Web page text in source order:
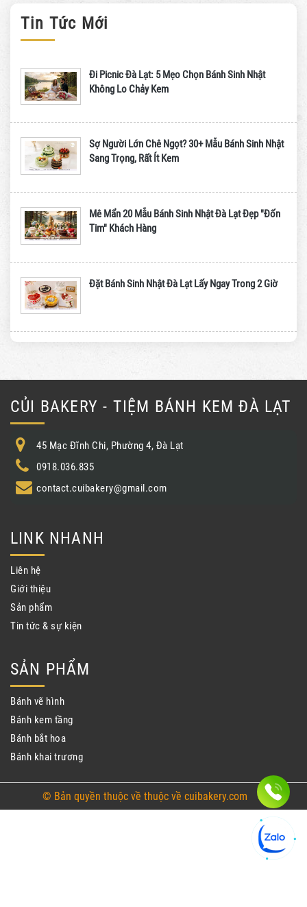
Tin Tức Mới
Đi Picnic Đà Lạt: 5 Mẹo Chọn Bánh Sinh Nhật
Không Lo Chảy Kem
Sợ Người Lớn Chê Ngọt? 30+ Mẫu Bánh Sinh Nhật
Sang Trọng, Rất Ít Kem
Mê Mẩn 20 Mẫu Bánh Sinh Nhật Đà Lạt Đẹp "Đốn
Tim" Khách Hàng
Đặt Bánh Sinh Nhật Đà Lạt Lấy Ngay Trong 2 Giờ
CỦI BAKERY - TIỆM BÁNH KEM ĐÀ LẠT
45 Mạc Đĩnh Chi, Phường 4, Đà Lạt
0918.036.835
contact.cuibakery@gmail.com
LINK NHANH
Liên hệ
Giới thiệu
Sản phẩm
Tin tức & sự kiện
SẢN PHẨM
Bánh vẽ hình
Bánh kem tầng
Bánh bắt hoa
Bánh khai trương
© Bản quyền thuộc về thuộc về cuibakery.com